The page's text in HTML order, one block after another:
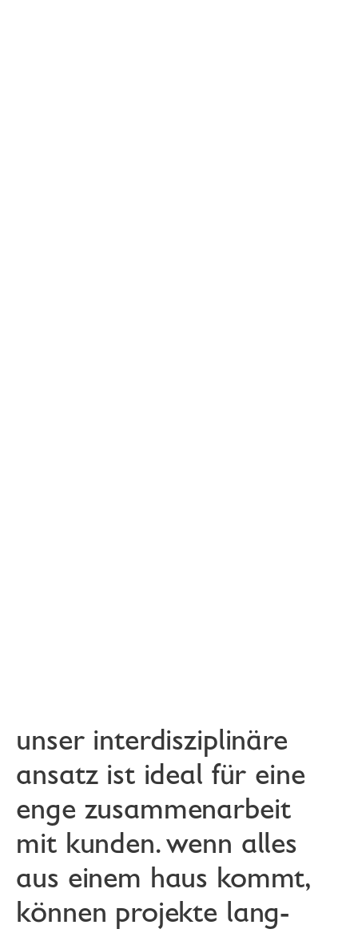
unser inter­disziplinäre
ansatz ist ideal für eine
enge zu­sam­menarbeit
mit kunden. wenn alles
aus einem haus kommt,
können projekte lang­